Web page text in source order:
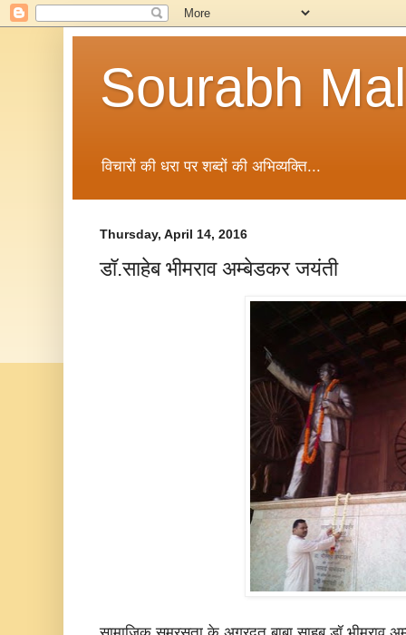
Sourabh
विचारों की धरा पर शब्दों की अभिव्यक्ति...
Thursday, April 14, 2016
डॉ.साहेब भीमराव अम्बेडकर जयंती